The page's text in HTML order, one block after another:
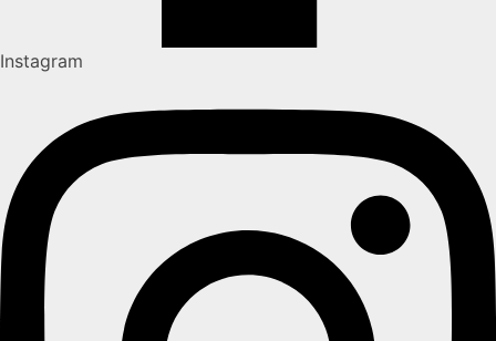
Instagram